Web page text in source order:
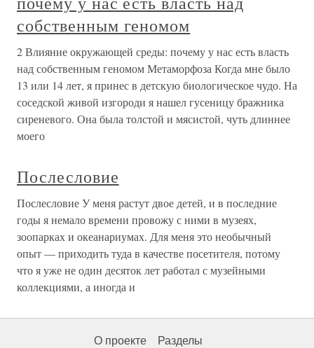
собственным геномом
2 Влияние окружающей среды: почему у нас есть власть
над собственным геномом Метаморфоза Когда мне было
13 или 14 лет, я принес в детскую биологическое чудо. На
соседской живой изгороди я нашел гусеницу бражника
сиреневого. Она была толстой и мясистой, чуть длиннее
моего
Послесловие
Послесловие У меня растут двое детей, и в последние
годы я немало времени провожу с ними в музеях,
зоопарках и океанариумах. Для меня это необычный
опыт — приходить туда в качестве посетителя, потому
что я уже не один десяток лет работал с музейными
коллекциями, а иногда и
О проекте Разделы